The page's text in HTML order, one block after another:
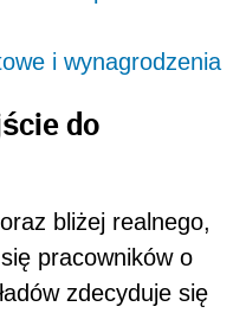
i wynagrodzenia
do
bliżej realnego,
pracowników o
zdecyduje się